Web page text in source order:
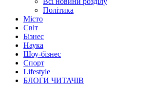
Політика
Місто
Світ
Бізнес
Наука
Шоу-бізнес
Спорт
Lifestyle
БЛОГИ ЧИТАЧІВ